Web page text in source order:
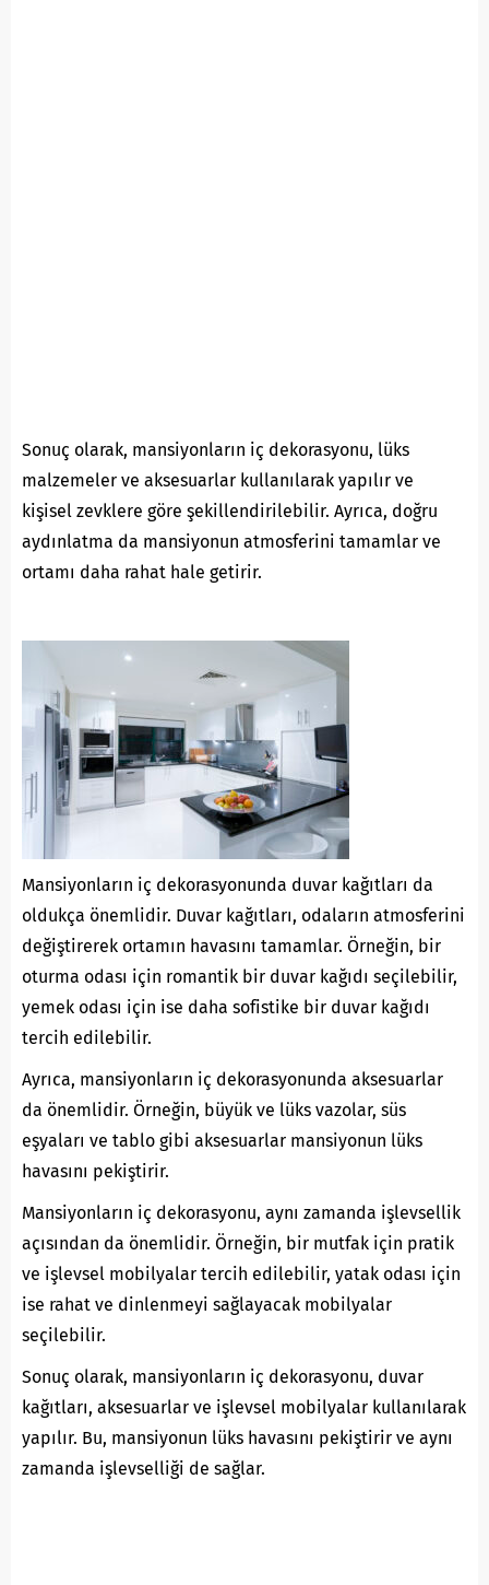
Sonuç olarak, mansiyonların iç dekorasyonu, lüks
malzemeler ve aksesuarlar kullanılarak yapılır ve
kişisel zevklere göre şekillendirilebilir. Ayrıca, doğru
aydınlatma da mansiyonun atmosferini tamamlar ve
ortamı daha rahat hale getirir.
Mansiyonların iç dekorasyonunda duvar kağıtları da
oldukça önemlidir. Duvar kağıtları, odaların atmosferini
değiştirerek ortamın havasını tamamlar. Örneğin, bir
oturma odası için romantik bir duvar kağıdı seçilebilir,
yemek odası için ise daha sofistike bir duvar kağıdı
tercih edilebilir.
Ayrıca, mansiyonların iç dekorasyonunda aksesuarlar
da önemlidir. Örneğin, büyük ve lüks vazolar, süs
eşyaları ve tablo gibi aksesuarlar mansiyonun lüks
havasını pekiştirir.
Mansiyonların iç dekorasyonu, aynı zamanda işlevsellik
açısından da önemlidir. Örneğin, bir mutfak için pratik
ve işlevsel mobilyalar tercih edilebilir, yatak odası için
ise rahat ve dinlenmeyi sağlayacak mobilyalar
seçilebilir.
Sonuç olarak, mansiyonların iç dekorasyonu, duvar
kağıtları, aksesuarlar ve işlevsel mobilyalar kullanılarak
yapılır. Bu, mansiyonun lüks havasını pekiştirir ve aynı
zamanda işlevselliği de sağlar.